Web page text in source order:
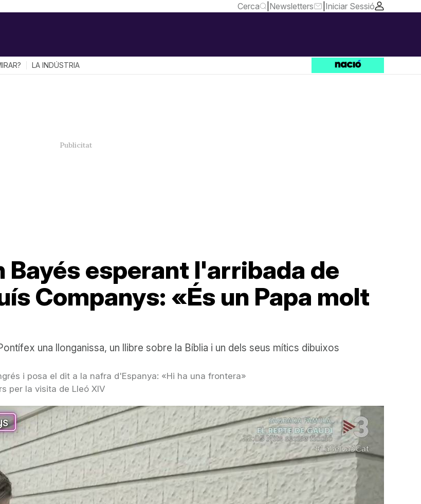
Cerca Newsletters Iniciar Sessió
LA INDÚSTRIA
Bayés esperant l'arribada de
Companys: «És un Papa molt
una llonganissa, un llibre sobre la Bíblia i un dels seus mítics dibuixos
i posa el dit a la nafra d'Espanya: «Hi ha una frontera»
per la visita de Lleó XIV